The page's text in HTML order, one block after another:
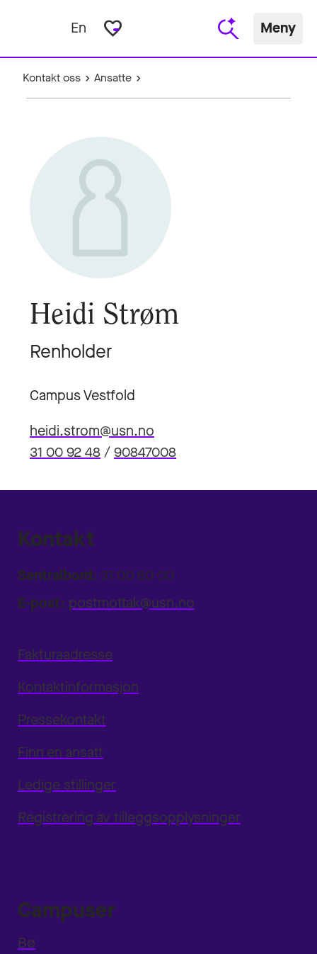
En favorite_border Meny
Kontakt oss Ansatte
Heidi Strøm
Renholder
Campus Vestfold
heidi.strom@usn.no
31 00 92 48/90847008
Kontakt
Sentralbord: 31 00 80 00
E-post: postmottak@usn.no
Fakturaadresse
Kontaktinformasjon
Pressekontakt
Finn en ansatt
Ledige stillinger
Registrering av tilleggsopplysninger
Campuser
Bø